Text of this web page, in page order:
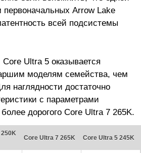
первоначальных Arrow Lake
всей подсистемы
Ultra 5 оказывается
моделям семейства, чем
наглядности достаточно
с параметрами
дорогого Core Ultra 7 265K.
Core Ultra 7 265K Core Ultra 5 245K